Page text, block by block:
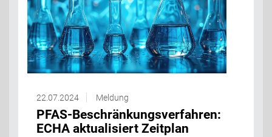
22.07.2024 Meldung
PFAS-Beschränkungsverfahren:
ECHA aktualisiert Zeitplan